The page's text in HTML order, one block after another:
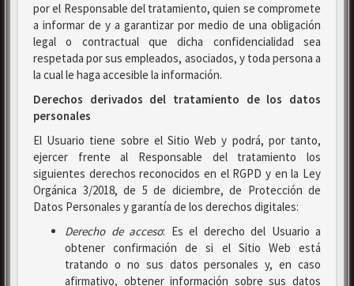
por el Responsable del tratamiento, quien se compromete
a informar de y a garantizar por medio de una obligación
legal o contractual que dicha confidencialidad sea
respetada por sus empleados, asociados, y toda persona a
la cual le haga accesible la información.
Derechos derivados del tratamiento de los datos
personales
El Usuario tiene sobre el Sitio Web y podrá, por tanto,
ejercer frente al Responsable del tratamiento los
siguientes derechos reconocidos en el RGPD y en la Ley
Orgánica 3/2018, de 5 de diciembre, de Protección de
Datos Personales y garantía de los derechos digitales:
Derecho de acceso: Es el derecho del Usuario a
obtener confirmación de si el Sitio Web está
tratando o no sus datos personales y, en caso
afirmativo, obtener información sobre sus datos